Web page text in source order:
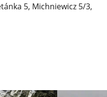
5, Michniewicz 5/3,